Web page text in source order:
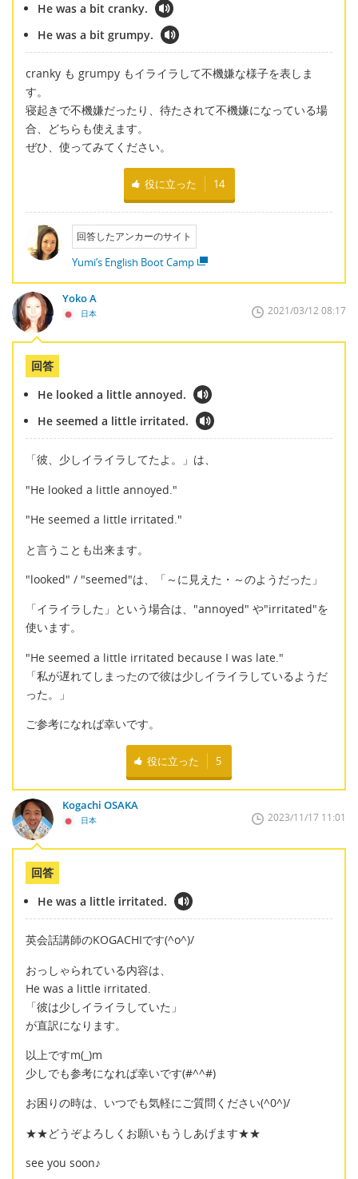
He was a bit cranky.
He was a bit grumpy.
cranky も grumpy もイライラして不機嫌な様子を表しま
す。
寝起きで不機嫌だったり、待たされて不機嫌になっている場
合、どちらも使えます。
ぜひ、使ってみてください。
役に立った 14
回答したアンカーのサイト
Yumi’s English Boot Camp
Yoko A
日本 2021/03/12 08:17
回答
He looked a little annoyed.
He seemed a little irritated.
「彼、少しイライラしてたよ。」は、
"He looked a little annoyed."
"He seemed a little irritated."
と言うことも出来ます。
"looked" / "seemed"は、「～に見えた・～のようだった」
「イライラした」という場合は、"annoyed" や"irritated"を
使います。
"He seemed a little irritated because I was late."
「私が遅れてしまったので彼は少しイライラしているようだ
った。」
ご参考になれば幸いです。
役に立った 5
Kogachi OSAKA
日本 2023/11/17 11:01
回答
He was a little irritated.
英会話講師のKOGACHIです(^o^)/
おっしゃられている内容は、
He was a little irritated.
「彼は少しイライラしていた」
が直訳になります。
以上ですm(_)m
少しでも参考になれば幸いです(#^^#)
お困りの時は、いつでも気軽にご質問ください(^0^)/
★★どうぞよろしくお願いもうしあげます★★
see you soon♪